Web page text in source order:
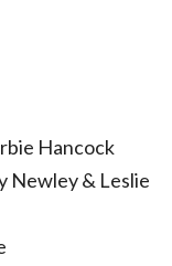
Hancock
Newley & Leslie